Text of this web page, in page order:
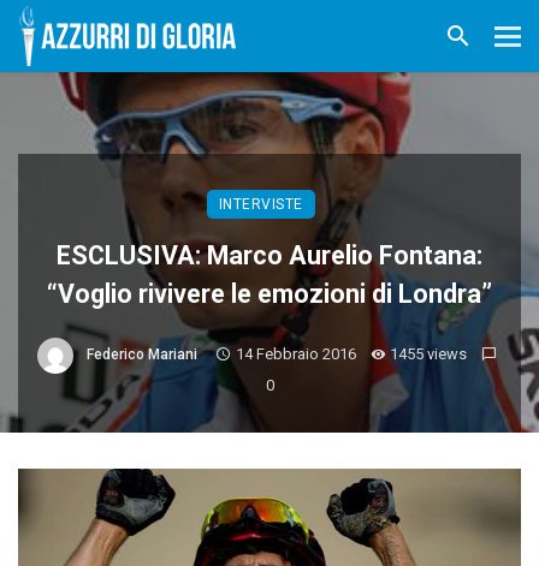
INTERVISTE
ESCLUSIVA: Marco Aurelio Fontana:
“Voglio rivivere le emozioni di Londra”
Federico Mariani 14 Febbraio 2016
1455 views
0